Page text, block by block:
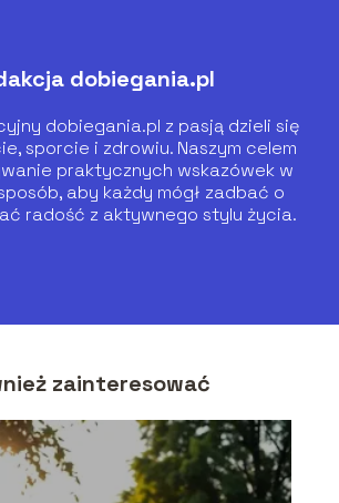
dobiegania.pl
dobiegania.pl z pasją dzieli się
sporcie i zdrowiu. Naszym celem
praktycznych wskazówek w
aby każdy mógł zadbać o
radość z aktywnego stylu życia.
zainteresować